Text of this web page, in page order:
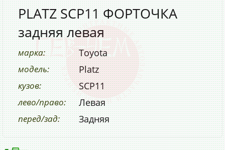
PLATZ SCP11 ФОРТОЧКА
задняя левая
марка: Toyota
модель: Platz
кузов: SCP11
лево/право: Левая
перед/зад: Задняя